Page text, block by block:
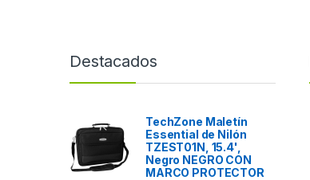
Destacados
TechZone Maletín
Essential de Nilón
TZEST01N, 15.4',
Negro NEGRO CON
MARCO PROTECTOR